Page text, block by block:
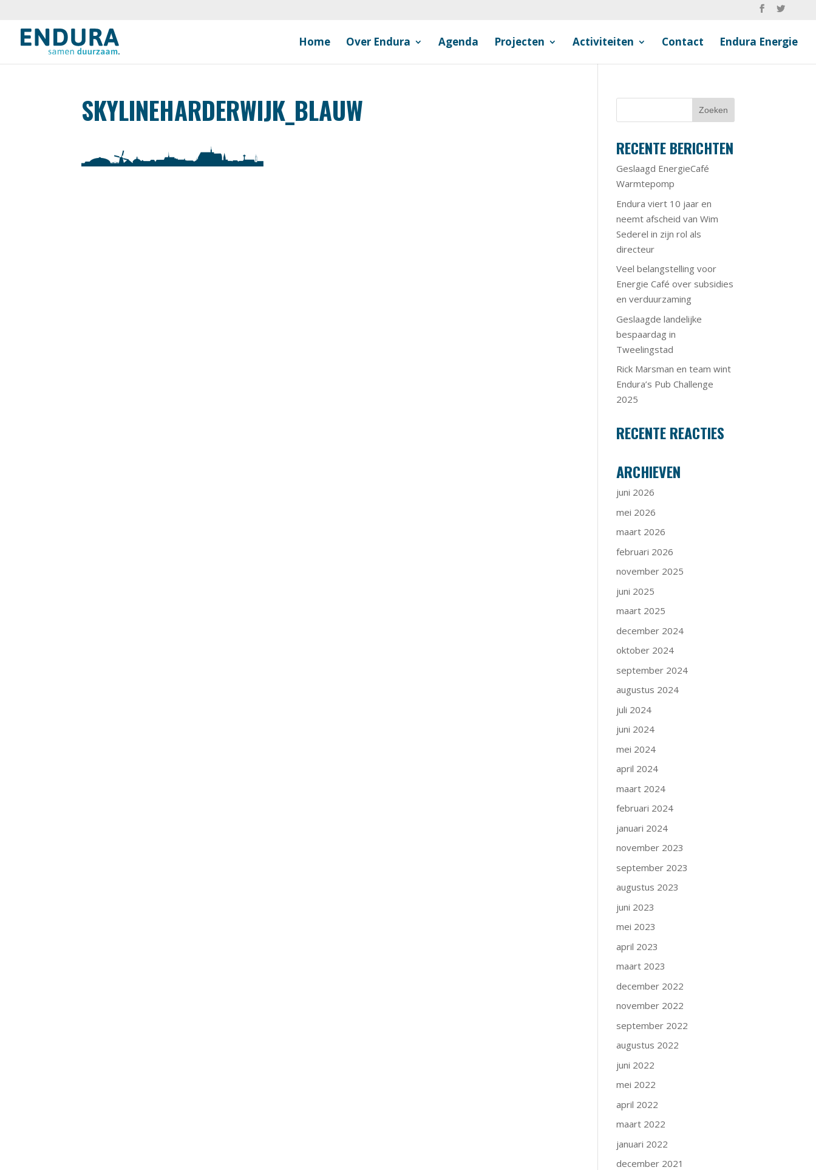
Home Over Endura Agenda Projecten Activiteiten Contact Endura Energie
SKYLINEHARDERWIJK_BLAUW
RECENTE BERICHTEN
Geslaagd EnergieCafé
Warmtepomp
Endura viert 10 jaar en
neemt afscheid van Wim
Sederel in zijn rol als
directeur
Veel belangstelling voor
Energie Café over subsidies
en verduurzaming
Geslaagde landelijke
bespaardag in
Tweelingstad
Rick Marsman en team wint
Endura’s Pub Challenge
2025
RECENTE REACTIES
ARCHIEVEN
juni 2026
mei 2026
maart 2026
februari 2026
november 2025
juni 2025
maart 2025
december 2024
oktober 2024
september 2024
augustus 2024
juli 2024
juni 2024
mei 2024
april 2024
maart 2024
februari 2024
januari 2024
november 2023
september 2023
augustus 2023
juni 2023
mei 2023
april 2023
maart 2023
december 2022
november 2022
september 2022
augustus 2022
juni 2022
mei 2022
april 2022
maart 2022
januari 2022
december 2021